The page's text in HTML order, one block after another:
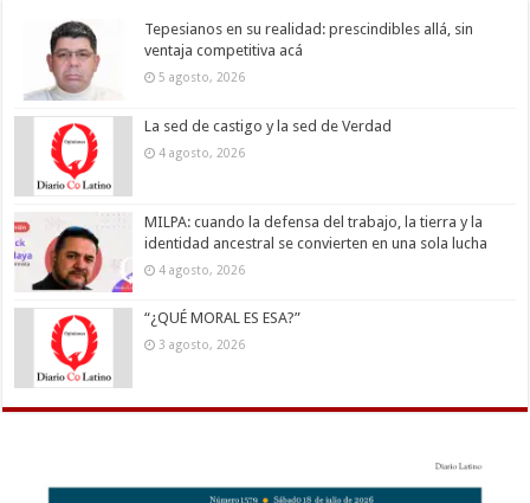
Tepesianos en su realidad: prescindibles allá, sin
ventaja competitiva acá
5 agosto, 2026
La sed de castigo y la sed de Verdad
4 agosto, 2026
MILPA: cuando la defensa del trabajo, la tierra y la
identidad ancestral se convierten en una sola lucha
4 agosto, 2026
“¿QUÉ MORAL ES ESA?”
3 agosto, 2026